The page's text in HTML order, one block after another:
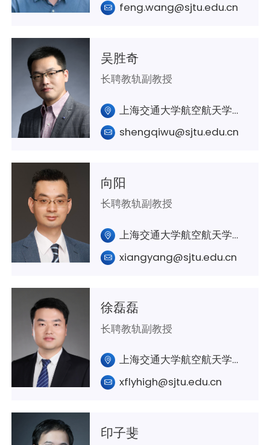
feng.wang@sjtu.edu.cn
吴胜奇
长聘教轨副教授
上海交通大学航空航天学院A240室
shengqiwu@sjtu.edu.cn
向阳
长聘教轨副教授
上海交通大学航空航天学院A238室
xiangyang@sjtu.edu.cn
徐磊磊
长聘教轨副教授
上海交通大学航空航天学院A304室
xflyhigh@sjtu.edu.cn
印子斐